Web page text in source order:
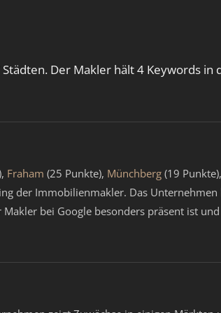
Der Makler hält 4 Keywords in
Fraham (25 Punkte), Münchberg (19 Punkte),
der Immobilienmakler. Das
bei Google besonders präsent ist